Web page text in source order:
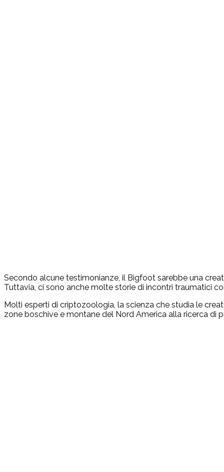
Secondo alcune testimonianze, il Bigfoot sarebbe una
Tuttavia, ci sono anche molte storie di incontri traumatici
Molti esperti di criptozoologia, la scienza che studia le
zone boschive e montane del Nord America alla ricerca di